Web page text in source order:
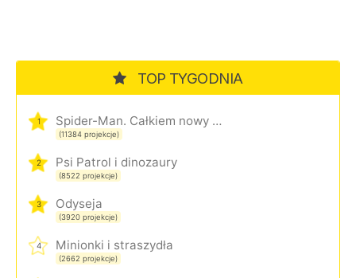
TOP TYGODNIA
1 Spider-Man. Całkiem nowy dzień
(11384 projekcje)
2 Psi Patrol i dinozaury
(8522 projekcje)
3 Odyseja
(3920 projekcje)
4 Minionki i straszydła
(2662 projekcje)